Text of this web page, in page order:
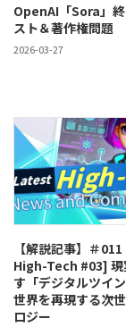
OpenAI「Sora」
スト＆著作権問題
2026-03-27
【解説記事】＃
High-Tech #03] 現
す「デジタルツイ
世界を再現する次
ロジー